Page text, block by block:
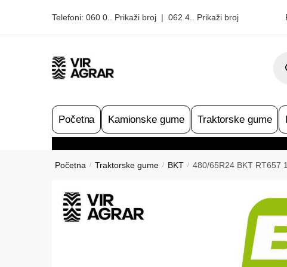
Telefoni: 060 0.. Prikaži broj | 062 4.. Prikaži broj
Početna Kamionske gume Traktorske gume
Početna / Traktorske gume / BKT / 480/65R24 BKT RT657